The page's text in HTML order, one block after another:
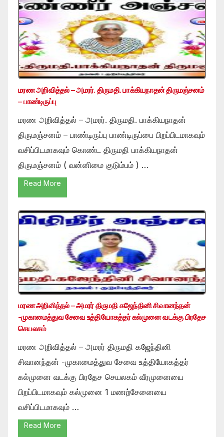
மரண அறிவித்தல் – அமரர். திருமதி. பாக்கியநாதன் திருமஞ்சனம்
– பாண்டிருப்பு
மரண அறிவித்தல் – அமரர். திருமதி. பாக்கியநாதன்
திருமஞ்சனம் – பாண்டிருப்பு பாண்டிருப்பை பிறப்பிடமாகவும்
வசிப்பிடமாகவும் கொண்ட திருமதி பாக்கியநாதன்
திருமஞ்சனம் ( வன்னிமை குடும்பம் ) …
Read More
மரண அறிவித்தல் – அமரர் திருமதி கஜேந்தினி சிவானந்தன்
-முகாமைத்துவ சேவை உத்தியோகத்தர் கல்முனை வடக்கு பிரதேச
செயலகம்
மரண அறிவித்தல் – அமரர் திருமதி கஜேந்தினி
சிவானந்தன் -முகாமைத்துவ சேவை உத்தியோகத்தர்
கல்முனை வடக்கு பிரதேச செயலகம் வீரமுனையை
பிறப்பிடமாகவும் கல்முனை 1 மணற்சேனையை
வசிப்பிடமாகவும் …
Read More